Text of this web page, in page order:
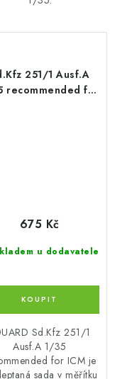
251/1 Ausf.A
recommended for
u dodavatele
675 Kč
Sd.Kfz 251/1
Ausf.A 1/35
for ICM je
sada v měřítku